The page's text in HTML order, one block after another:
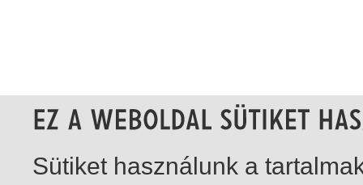
Sütiket használunk a